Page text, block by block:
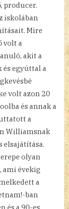
producer.
iskolában
Mire
volt a
akit a
és egyúttal a
volt azon 20
és annak a
a
Williamsnak
elsajátítása.
olyan
ami évekig
a
ban